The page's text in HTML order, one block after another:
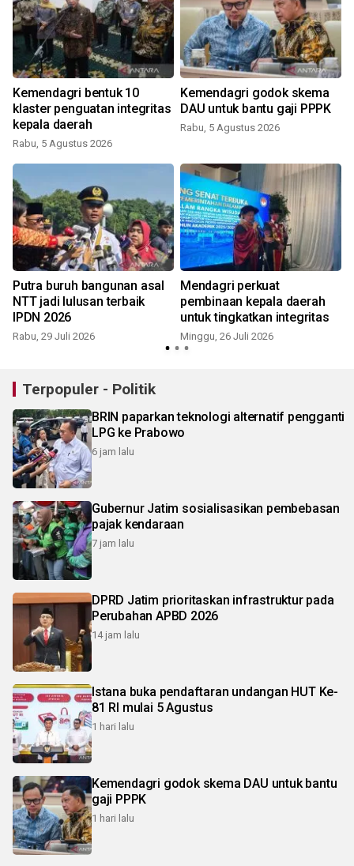
Kemendagri bentuk 10
klaster penguatan integritas
kepala daerah
Rabu, 5 Agustus 2026
Kemendagri godok skema
DAU untuk bantu gaji PPPK
Rabu, 5 Agustus 2026
Putra buruh bangunan asal
NTT jadi lulusan terbaik
IPDN 2026
Rabu, 29 Juli 2026
Mendagri perkuat
pembinaan kepala daerah
untuk tingkatkan integritas
Minggu, 26 Juli 2026
Terpopuler - Politik
BRIN paparkan teknologi alternatif pengganti
LPG ke Prabowo
6 jam lalu
Gubernur Jatim sosialisasikan pembebasan
pajak kendaraan
7 jam lalu
DPRD Jatim prioritaskan infrastruktur pada
Perubahan APBD 2026
14 jam lalu
Istana buka pendaftaran undangan HUT Ke-
81 RI mulai 5 Agustus
1 hari lalu
Kemendagri godok skema DAU untuk bantu
gaji PPPK
1 hari lalu